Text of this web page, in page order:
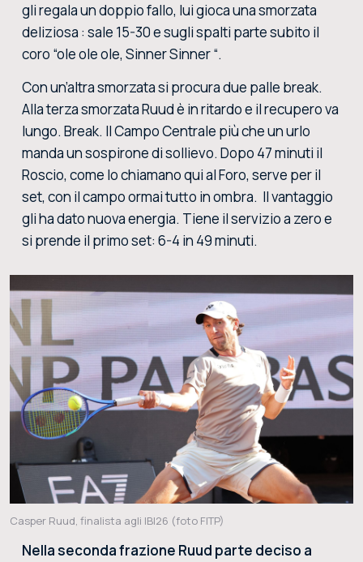
gli regala un doppio fallo, lui gioca una smorzata
deliziosa : sale 15-30 e sugli spalti parte subito il
coro “ole ole ole, Sinner Sinner “.
Con un’altra smorzata si procura due palle break.
Alla terza smorzata Ruud è in ritardo e il recupero va
lungo. Break. Il Campo Centrale più che un urlo
manda un sospirone di sollievo. Dopo 47 minuti il
Roscio, come lo chiamano qui al Foro, serve per il
set, con il campo ormai tutto in ombra. Il vantaggio
gli ha dato nuova energia. Tiene il servizio a zero e
si prende il primo set: 6-4 in 49 minuti.
Casper Ruud, finalista agli IBI26 (foto FITP)
Nella seconda frazione Ruud parte deciso a